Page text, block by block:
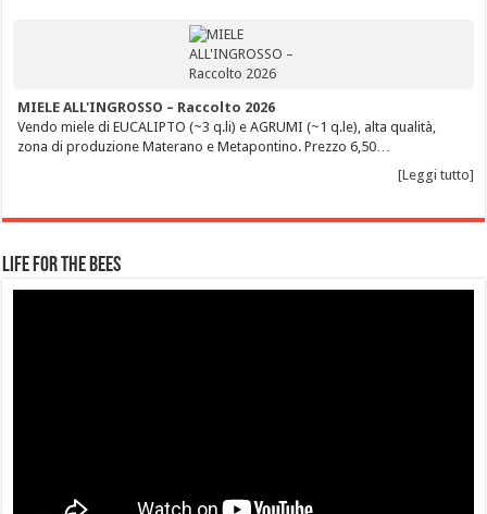
MIELE ALL'INGROSSO – Raccolto 2026
Vendo miele di EUCALIPTO (~3 q.li) e AGRUMI (~1 q.le), alta qualità,
zona di produzione Materano e Metapontino. Prezzo 6,50…
[Leggi tutto]
Life for the Bees